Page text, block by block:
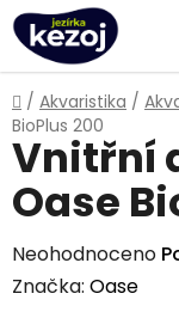
Přejít
na
obsah
Domů
/ Akvaristika /
BioPlus 200
Vnitřní
Oase
Průměrné
hodnocení
Neohodnoceno
Značka: Oase